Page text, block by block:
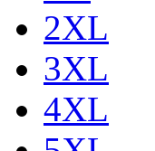
2XL
3XL
4XL